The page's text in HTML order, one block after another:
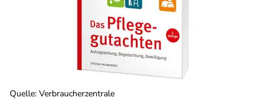
Quelle: Verbraucherzentrale